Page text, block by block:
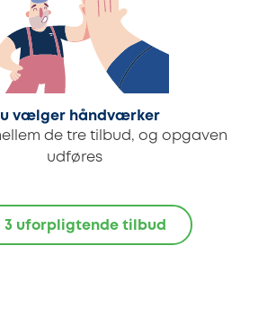
vælger håndværker
de tre tilbud, og opgaven
udføres
3 uforpligtende tilbud